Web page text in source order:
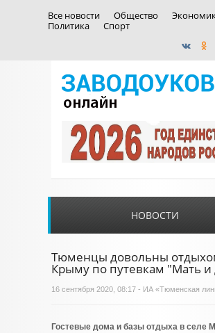
Все новости Общество
Политика
Спорт
НОВОСТИ
Тюменцы довольны
Крыму по путевкам "Мать и
16 сентября 2020, 08:17 - ИА «Тюменская
Гостевые дома и базы отдыха в селе